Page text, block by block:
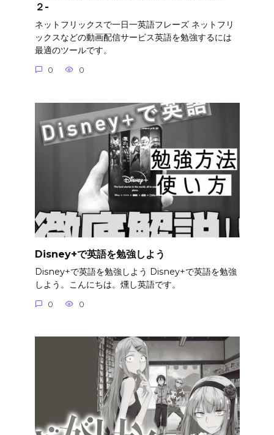
２-
ネットフリックスで一日一英語フレーズ ネットフリ
ックスなどの動画配信サービス英語を勉強するには
最適のツールです。
0 0
Disney+で英語を勉強しよう
Disney+で英語を勉強しよう Disney+で英語を勉強
しよう。こんにちは。燻し英語です。
0 0